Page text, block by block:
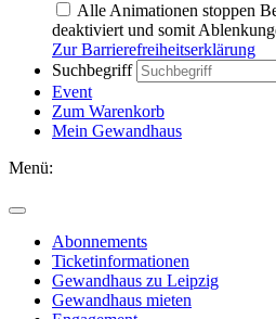
Alle Animationen stoppen
deaktiviert und somit
Zur Barrierefreiheitserklärung
Suchbegriff
Event
Zum Warenkorb
Mein Gewandhaus
Menü:
Abonnements
Ticketinformationen
Gewandhaus zu Leipzig
Gewandhaus mieten